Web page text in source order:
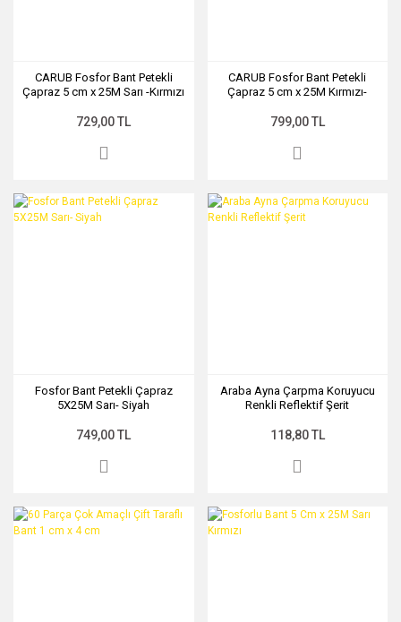
CARUB Fosfor Bant Petekli
Çapraz 5 cm x 25M Sarı -Kırmızı
729,00 TL
CARUB Fosfor Bant Petekli
Çapraz 5 cm x 25M Kırmızı-
799,00 TL
Fosfor Bant Petekli Çapraz
5X25M Sarı- Siyah
749,00 TL
Araba Ayna Çarpma Koruyucu
Renkli Reflektif Şerit
118,80 TL